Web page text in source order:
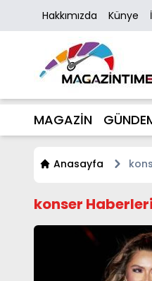
Hakkımızda Künye
MAGAZİN
Anasayfa
konser Haberleri